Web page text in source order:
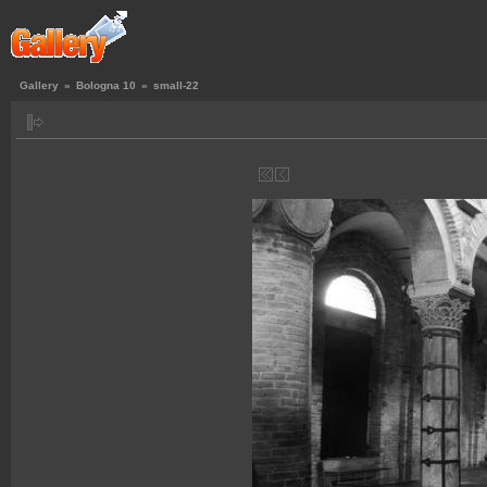
Gallery » Bologna 10 » small-22